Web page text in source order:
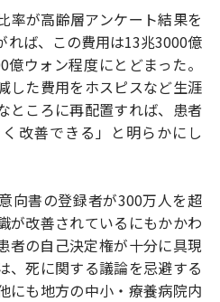
率が高齢層アンケート結果を
れば、この費用は13兆3000億
ウォン程度にとどまった。
した費用をホスピスなど生涯
ところに再配置すれば、患者
改善できる」と明らかにし
向書の登録者が300万人を超
が改善されているにもかかわ
者の自己決定権が十分に具現
、死に関する議論を忌避する
にも地方の中小・療養病院内